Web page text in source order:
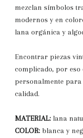
mezclan símbolos
modernos y en
lana orgánica y
Encontrar piezas
complicado, por eso
personalmente
calidad.
MATERIAL: lana
COLOR: blanca y